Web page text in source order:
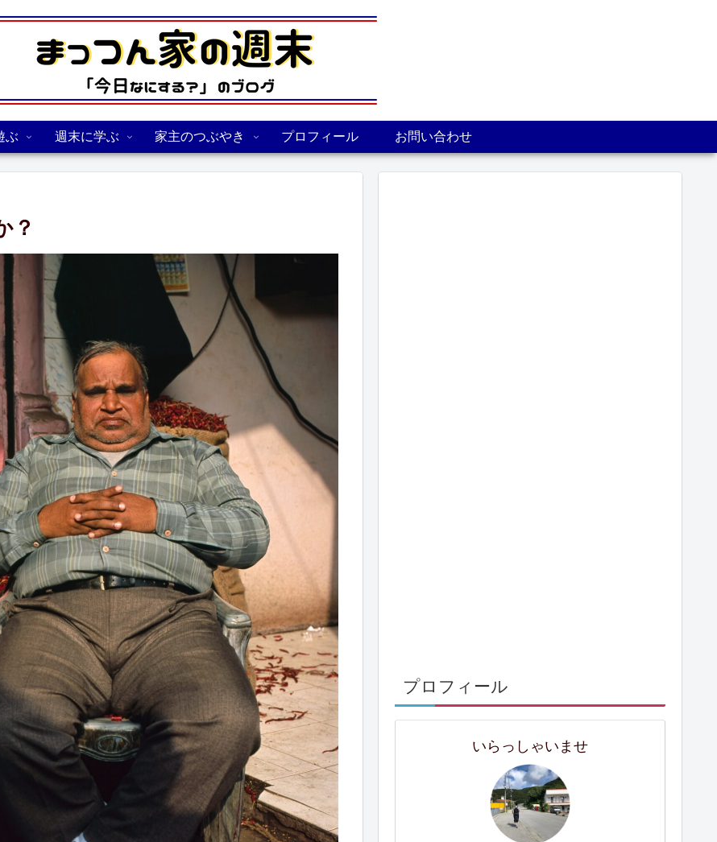
ぶ 週末に学ぶ 家主のつぶやき プロフィール お問い合わせ
？
プロフィール
いらっしゃいませ